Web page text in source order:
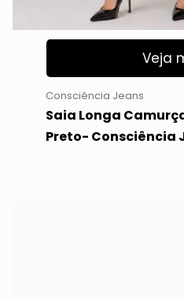
Veja
Consciência Jeans
Saia Longa
Preto- Consciência